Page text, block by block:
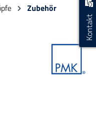
Kontakt
Zubehör